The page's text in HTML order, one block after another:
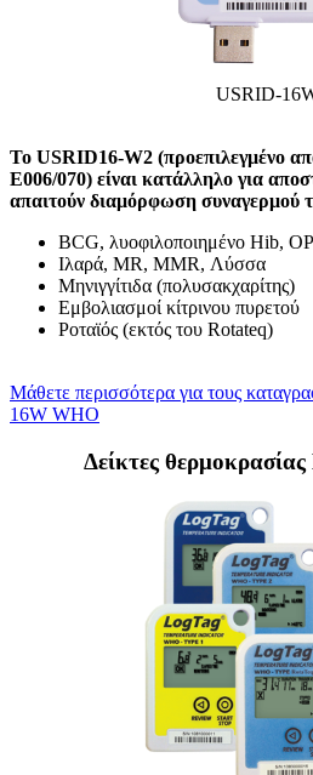
USRID-
Το USRID16-W2 (προεπιλεγμένο
E006/070) είναι κατάλληλο για
απαιτούν διαμόρφωση συναγερμού
BCG, λυοφιλοποιημένο Hib,
Ιλαρά, MR, MMR, Λύσσα
Μηνιγγίτιδα (πολυσακχαρίτης)
Εμβολιασμοί κίτρινου πυρετού
Ροταϊός (εκτός του Rotateq)
Μάθετε περισσότερα για τους
16W WHO
Δείκτες